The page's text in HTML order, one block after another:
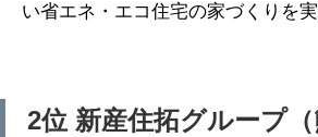
い省エネ・エコ住宅の家づくりを実
2位 新産住拓グループ（